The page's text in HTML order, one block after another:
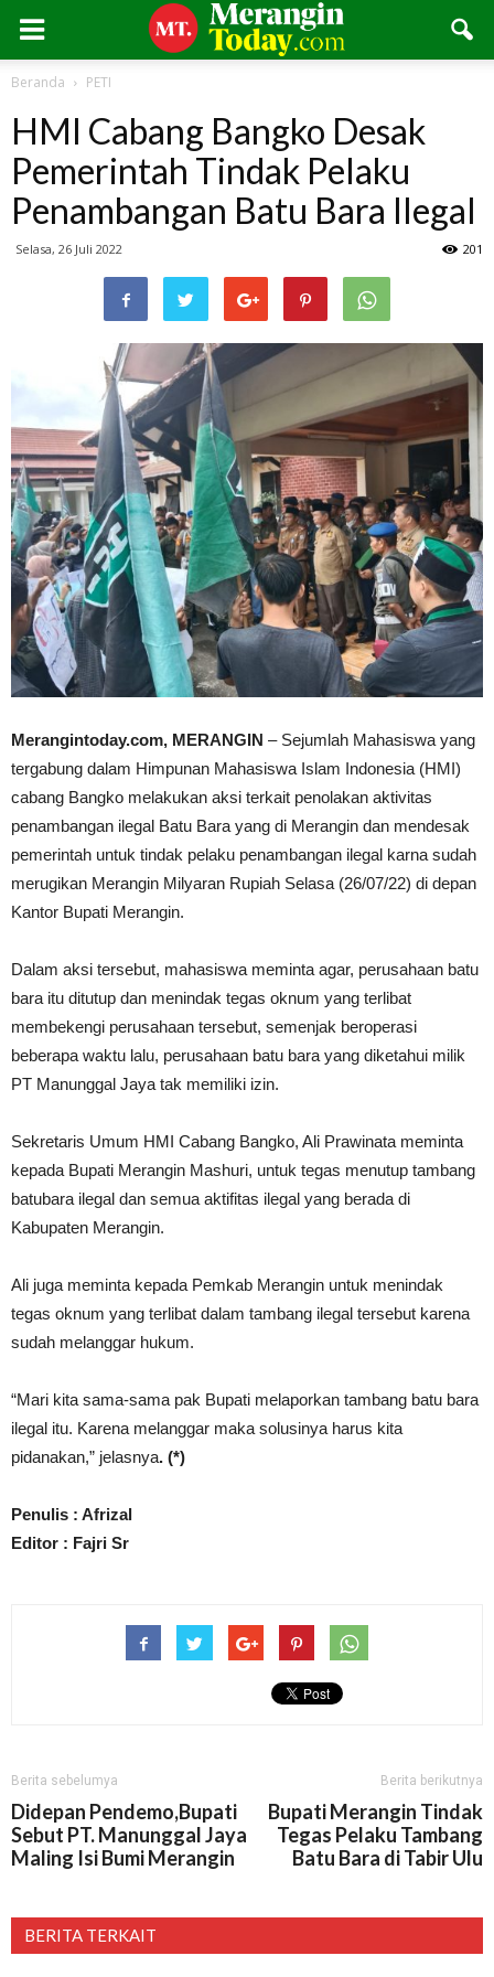
Beranda PETI
HMI Cabang Bangko Desak
Pemerintah Tindak Pelaku
Penambangan Batu Bara Ilegal
Selasa, 26 Juli 2022 201
Merangintoday.com, MERANGIN – Sejumlah Mahasiswa yang
tergabung dalam Himpunan Mahasiswa Islam Indonesia (HMI)
cabang Bangko melakukan aksi terkait penolakan aktivitas
penambangan ilegal Batu Bara yang di Merangin dan mendesak
pemerintah untuk tindak pelaku penambangan ilegal karna sudah
merugikan Merangin Milyaran Rupiah Selasa (26/07/22) di depan
Kantor Bupati Merangin.
Dalam aksi tersebut, mahasiswa meminta agar, perusahaan batu
bara itu ditutup dan menindak tegas oknum yang terlibat
membekengi perusahaan tersebut, semenjak beroperasi
beberapa waktu lalu, perusahaan batu bara yang diketahui milik
PT Manunggal Jaya tak memiliki izin.
Sekretaris Umum HMI Cabang Bangko, Ali Prawinata meminta
kepada Bupati Merangin Mashuri, untuk tegas menutup tambang
batubara ilegal dan semua aktifitas ilegal yang berada di
Kabupaten Merangin.
Ali juga meminta kepada Pemkab Merangin untuk menindak
tegas oknum yang terlibat dalam tambang ilegal tersebut karena
sudah melanggar hukum.
“Mari kita sama-sama pak Bupati melaporkan tambang batu bara
ilegal itu. Karena melanggar maka solusinya harus kita
pidanakan,” jelasnya. (*)
Penulis : Afrizal
Editor : Fajri Sr
Berita sebelumya
Didepan Pendemo,Bupati
Sebut PT. Manunggal Jaya
Maling Isi Bumi Merangin
Berita berikutnya
Bupati Merangin Tindak
Tegas Pelaku Tambang
Batu Bara di Tabir Ulu
BERITA TERKAIT